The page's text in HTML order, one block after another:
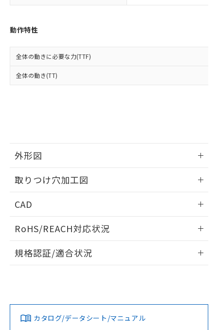
動作特性
全体の動きに必要な力(TTF)
全体の動き(TT)
外形図
取りつけ穴加工図
CAD
ドすることができます。
ログイン/会員登録
ダウンロードデータをご利用いただく前に、以下を必ずお読
みください。
ソフトウェアの使用条件
RoHS/REACH対応状況
EU RoHS 注意事項・凡例
対応済み
規格認証/適合状況
カタログ/データシート/マニュアル
EU RoHS指令（10物質）の非含有証明書
ものではありません。
また、RoHS指令のフタル酸エステル類４
荷製品に未対応品が混在することから備考